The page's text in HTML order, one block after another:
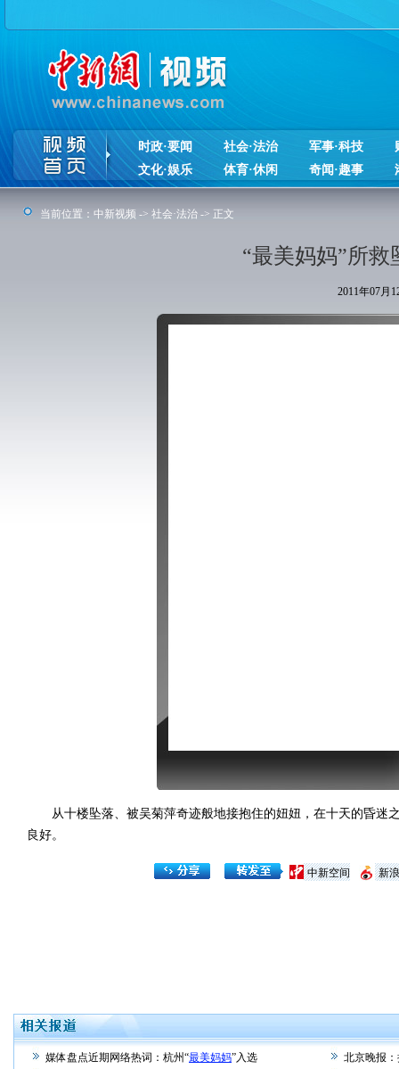
时政·要闻 社会·法治 军事·科技
文化·娱乐
体育·休闲 奇闻·趣事
当前位置： 中新视频 -> 社会·法治 -> 正文
“最美妈妈”所
2011年07月
从十楼坠落、被吴菊萍奇迹般地接抱住的妞妞，在十天的昏迷之
良好。
新
中新空间
媒体盘点近期网络热词：杭州“最美妈妈”入选
北京晚报